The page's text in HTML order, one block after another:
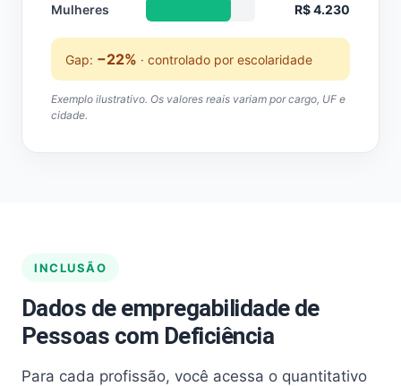
Mulheres R$ 4.230
Gap: −22% · controlado por escolaridade
Exemplo ilustrativo. Os valores reais variam por cargo, UF e
cidade.
INCLUSÃO
Dados de empregabilidade de
Pessoas com Deficiência
Para cada profissão, você acessa o quantitativo